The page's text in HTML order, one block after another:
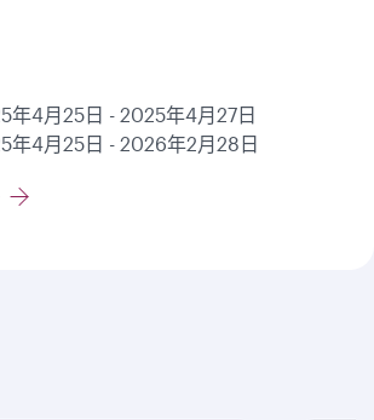
年4月25日 - 2025年4月27日
年4月25日 - 2026年2月28日